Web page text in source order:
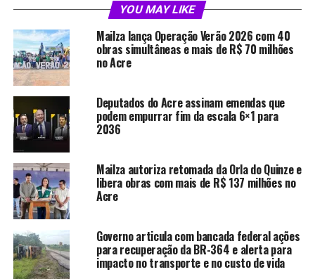
A iniciativa contempla especialmente o município de
Rodrigues Alves e foi destacada como parte das ações de
infraestrutura com apoio do governo federal, por meio
do DNIT. O objetivo é viabilizar a interligação regional e
ampliar oportunidades de mobilidade e desenvolvimento
econômico no Juruá.
Participaram do encontro lideranças locais, membros do
movimento social e técnicos do DNIT.
Compartilhe isso:
Facebook
WhatsApp LinkedIn
YOU MAY LIKE
Mailza lança Operação Verão 2026 com 40
obras simultâneas e mais de R$ 70 milhões
no Acre
Deputados do Acre assinam emendas que
podem empurrar fim da escala 6×1 para
2036
Mailza autoriza retomada da Orla do Quinze e
libera obras com mais de R$ 137 milhões no
Acre
Governo articula com bancada federal ações
para recuperação da BR-364 e alerta para
impacto no transporte e no custo de vida